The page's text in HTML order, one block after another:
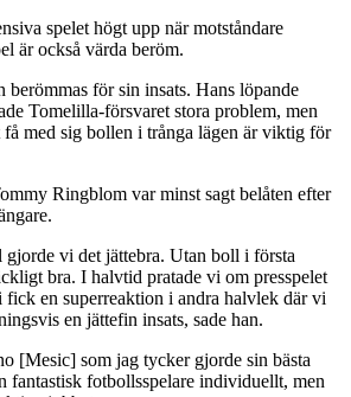
spelet högt upp när motståndare
är också värda beröm.
berömmas för sin insats. Hans löpande
Tomelilla-försvaret stora problem, men
få med sig bollen i trånga lägen är viktig för
Ringblom var minst sagt belåten efter
gjorde vi det jättebra. Utan boll i första
bra. I halvtid pratade vi om presspelet
en superreaktion i andra halvlek där vi
en jättefin insats, sade han.
[Mesic] som jag tycker gjorde sin bästa
fantastisk fotbollsspelare individuellt, men